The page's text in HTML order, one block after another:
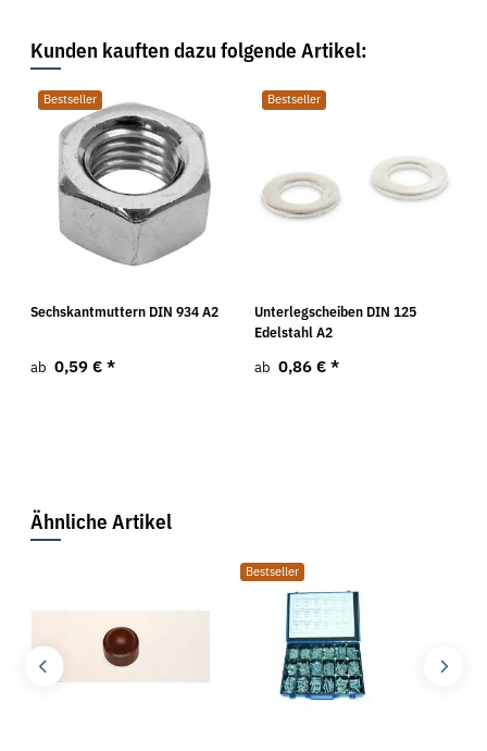
Kunden kauften dazu folgende Artikel:
Bestseller
Sechskantmuttern DIN 934 A2
ab 0,59 € *
Bestseller
Unterlegscheiben DIN 125
Edelstahl A2
ab 0,86 € *
Ähnliche Artikel
Bestseller